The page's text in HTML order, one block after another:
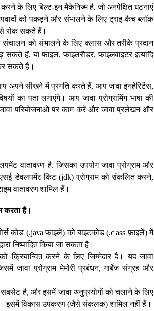
के लिए बिल्ट-इन मैकेनिज्म है. जो अनपेक्षित घटनाएं
को पकड़ने और संभालने के लिए ट्राइ-कैच ब्लॉक
से रोक सकते हैं।
संचालन को संभालने के लिए क्लास और तरीके प्रदान
हैं, या फाइल, फाइलरीडर, फाइलवाइटर इत्यादि
सकते हैं।
अपने सीखने में प्रगति करते हैं, आप जावा इनहेरिटेंस,
का पता लगाएंगे। आप जावा प्रोग्रामिंग भाषा की
परियोजनाओं पर काम करें और जावा प्रलेखन और
वातावरण है. जिसका उपयोग जावा प्रोग्राम और
डेवलपमेंट किट (jdk) प्रोग्राम को संकलित करने,
वातावरण शामिल हैं।
करता है।
कोड (.java फ़ाइलें) को बाइटकोड (.class फ़ाइलें) में
निष्पादित किया जा सकता है।
क्रियान्वित करने के लिए जिम्मेदार है। यह जावा
जावा प्रोग्राम मेमोरी प्रबंधन, गार्बेज संग्रह और
है, और इसमें जावा अनुप्रयोगों को चलाने के लिए
इसमें विकास उपकरण (जैसे संकलक) शामिल नहीं हैं।